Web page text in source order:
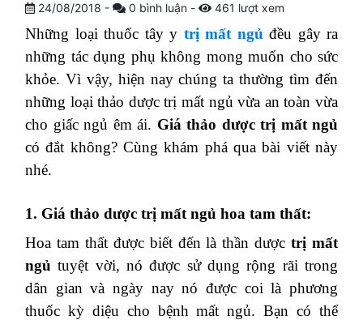
24/08/2018 - 0 bình luận - 461 lượt xem
Những loại thuốc tây y trị mất ngủ đều gây ra
những tác dụng phụ không mong muốn cho sức
khỏe. Vì vậy, hiện nay chúng ta thường tìm đến
những loại thảo dược trị mất ngủ vừa an toàn vừa
cho giấc ngủ êm ái. Giá thảo dược trị mất ngủ
có đắt không? Cùng khám phá qua bài viết này
nhé.
1. Giá thảo dược trị mất ngủ hoa tam thất:
Hoa tam thất được biết đến là thần dượctrị mất
ngủ tuyệt vời, nó được sử dụng rộng rãi trong
dân gian và ngày nay nó được coi là phương
thuốc kỳ diệu cho bệnh mất ngủ. Bạn có thể